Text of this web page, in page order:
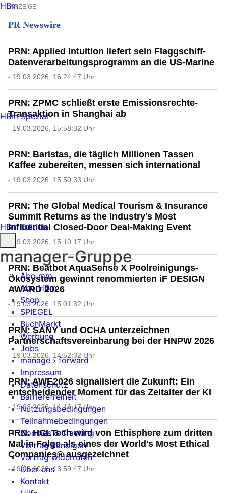
ANZEIGE
PR Newswire
PRN: Applied Intuition liefert sein Flaggschiff-
Datenverarbeitungsprogramm an die US-Marine
- 19.03.2026, 16:24:47 Uhr
PRN: ZPMC schließt erste Emissionsrechte-
Transaktion in Shanghai ab
- 19.03.2026, 15:58:32 Uhr
PRN: Baristas, die täglich Millionen Tassen
Kaffee zubereiten, messen sich international
- 19.03.2026, 15:50:33 Uhr
PRN: The Global Medical Tourism & Insurance
Summit Returns as the Industry's Most
Influential Closed-Door Deal-Making Event
- 19.03.2026, 15:10:17 Uhr
PRN: Beatbot AquaSense X Poolreinigungs-
Ökosystem gewinnt renommierten iF DESIGN
AWARD 2026
- 19.03.2026, 15:01:32 Uhr
PRN: SANY und OCHA unterzeichnen
Partnerschaftsvereinbarung bei der HNPW 2026
- 19.03.2026, 14:52:32 Uhr
PRN: AWE2026 signalisiert die Zukunft: Ein
entscheidender Moment für das Zeitalter der KI
- 19.03.2026, 14:16:17 Uhr
PRN: HCLTech wird von Ethisphere zum dritten
Mal in Folge als eines der World's Most Ethical
Companies® ausgezeichnet
- 19.03.2026, 13:59:47 Uhr
HBm
HBm Spezial
HBm Edition
manager-Gruppe
Abo mm
Abo HBm
Shop
SPIEGEL
BuchMarkt
Werbung
Jobs
manage › forward
Impressum
Datenschutz
Barrierefreiheit
Nutzungsbedingungen
Teilnahmebedingungen
Cookies & Tracking
Vertrag kündigen
Vertrag widerrufen
Über uns
Kontakt